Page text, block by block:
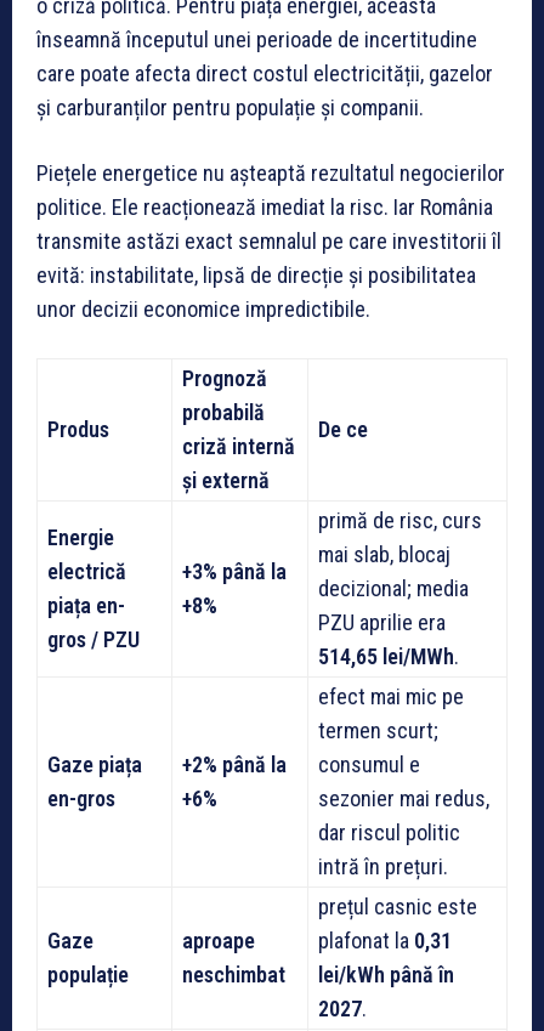
o criză politică. Pentru piața energiei, aceasta
înseamnă începutul unei perioade de incertitudine
care poate afecta direct costul electricității, gazelor
și carburanților pentru populație și companii.
Piețele energetice nu așteaptă rezultatul negocierilor
politice. Ele reacționează imediat la risc. Iar România
transmite astăzi exact semnalul pe care investitorii îl
evită: instabilitate, lipsă de direcție și posibilitatea
unor decizii economice impredictibile.
Produs
Prognoză
probabilă
criză internă
și externă
De ce
Energie
electrică
piața en-
gros / PZU
+3% până la
+8%
primă de risc, curs
mai slab, blocaj
decizional; media
PZU aprilie era
514,65 lei/MWh.
Gaze piața
en-gros
+2% până la
+6%
efect mai mic pe
termen scurt;
consumul e
sezonier mai redus,
dar riscul politic
intră în prețuri.
Gaze
populație
aproape
neschimbat
prețul casnic este
plafonat la 0,31
lei/kWh până în
2027.